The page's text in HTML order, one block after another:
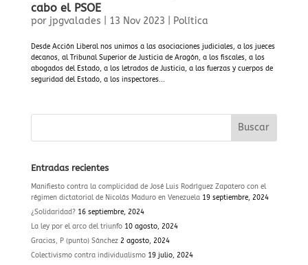
cabo el PSOE
por jpgvalades 13 Nov 2023 Política
Desde Acción Liberal nos unimos a las asociaciones judiciales, a los jueces
decanos, al Tribunal Superior de Justicia de Aragón, a los fiscales, a los
abogados del Estado, a los letrados de Justicia, a las fuerzas y cuerpos de
seguridad del Estado, a los inspectores...
Entradas recientes
Manifiesto contra la complicidad de José Luis Rodríguez Zapatero con el
régimen dictatorial de Nicolás Maduro en Venezuela 19 septiembre, 2024
¿Solidaridad? 16 septiembre, 2024
La ley por el arco del triunfo 10 agosto, 2024
Gracias, P (punto) Sánchez 2 agosto, 2024
Colectivismo contra individualismo 19 julio, 2024